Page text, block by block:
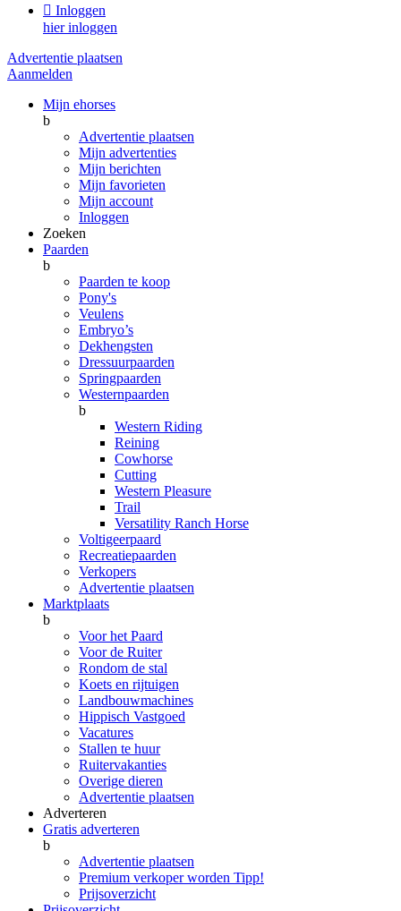
 Inloggen
hier inloggen
Advertentie plaatsen
Aanmelden
Mijn ehorses
b
Advertentie plaatsen
Mijn advertenties
Mijn berichten
Mijn favorieten
Mijn account
Inloggen
Zoeken
Paarden
b
Paarden te koop
Pony's
Veulens
Embryo’s
Dekhengsten
Dressuurpaarden
Springpaarden
Westernpaarden
b
Western Riding
Reining
Cowhorse
Cutting
Western Pleasure
Trail
Versatility Ranch Horse
Voltigeerpaard
Recreatiepaarden
Verkopers
Advertentie plaatsen
Marktplaats
b
Voor het Paard
Voor de Ruiter
Rondom de stal
Koets en rijtuigen
Landbouwmachines
Hippisch Vastgoed
Vacatures
Stallen te huur
Ruitervakanties
Overige dieren
Advertentie plaatsen
Adverteren
Gratis adverteren
b
Advertentie plaatsen
Premium verkoper worden Tipp!
Prijsoverzicht